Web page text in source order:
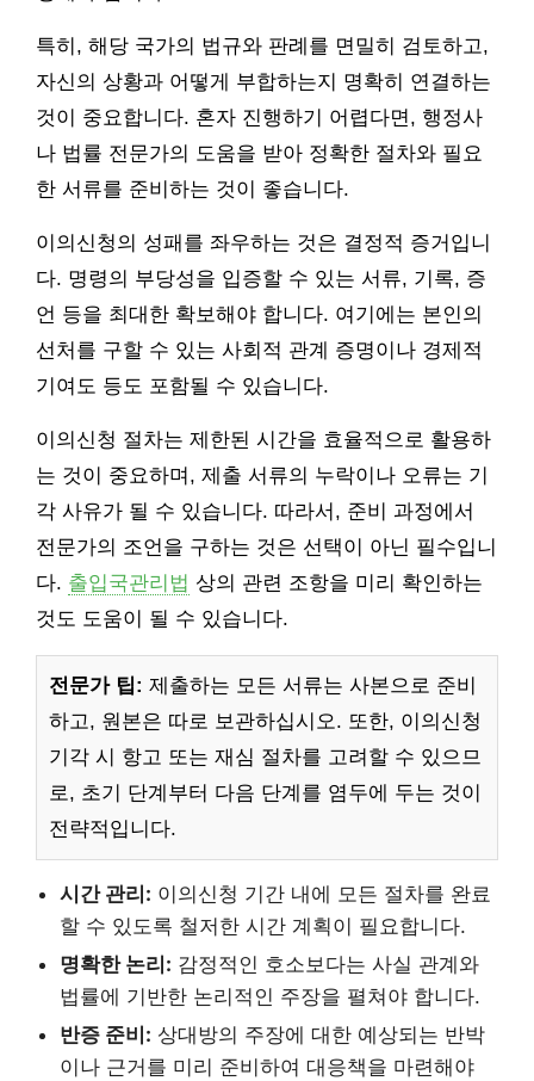
특히, 해당 국가의 법규와 판례를 면밀히 검토하고,
자신의 상황과 어떻게 부합하는지 명확히 연결하는
것이 중요합니다. 혼자 진행하기 어렵다면, 행정사
나 법률 전문가의 도움을 받아 정확한 절차와 필요
한 서류를 준비하는 것이 좋습니다.
이의신청의 성패를 좌우하는 것은 결정적 증거입니
다. 명령의 부당성을 입증할 수 있는 서류, 기록, 증
언 등을 최대한 확보해야 합니다. 여기에는 본인의
선처를 구할 수 있는 사회적 관계 증명이나 경제적
기여도 등도 포함될 수 있습니다.
이의신청 절차는 제한된 시간을 효율적으로 활용하
는 것이 중요하며, 제출 서류의 누락이나 오류는 기
각 사유가 될 수 있습니다. 따라서, 준비 과정에서
전문가의 조언을 구하는 것은 선택이 아닌 필수입니
다. 출입국관리법 상의 관련 조항을 미리 확인하는
것도 도움이 될 수 있습니다.
전문가 팁: 제출하는 모든 서류는 사본으로 준비
하고, 원본은 따로 보관하십시오. 또한, 이의신청
기각 시 항고 또는 재심 절차를 고려할 수 있으므
로, 초기 단계부터 다음 단계를 염두에 두는 것이
전략적입니다.
시간 관리: 이의신청 기간 내에 모든 절차를 완료
할 수 있도록 철저한 시간 계획이 필요합니다.
명확한 논리: 감정적인 호소보다는 사실 관계와
법률에 기반한 논리적인 주장을 펼쳐야 합니다.
반증 준비: 상대방의 주장에 대한 예상되는 반박
이나 근거를 미리 준비하여 대응책을 마련해야